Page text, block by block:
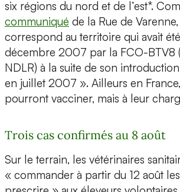
six régions du nord et de l’est*.
communiqué de la Rue de
correspond au territoire qui avait
décembre 2007 par la FCO-BTV8
NDLR) à la suite de son
en juillet 2007 ». Ailleurs en
pourront vacciner, mais à leur
Trois cas confirmés au 8 août
Sur le terrain, les vétérinaires
« commander à partir du 12 août